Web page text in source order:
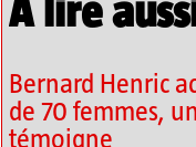
A lire
Bernard Henric
de 70 femmes,
témoigne